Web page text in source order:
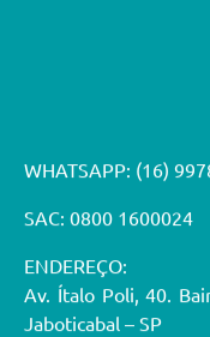
WHATSAPP: (16)
SAC: 0800 1600024
ENDEREÇO:
Av. Ítalo Poli, 40.
Jaboticabal – SP